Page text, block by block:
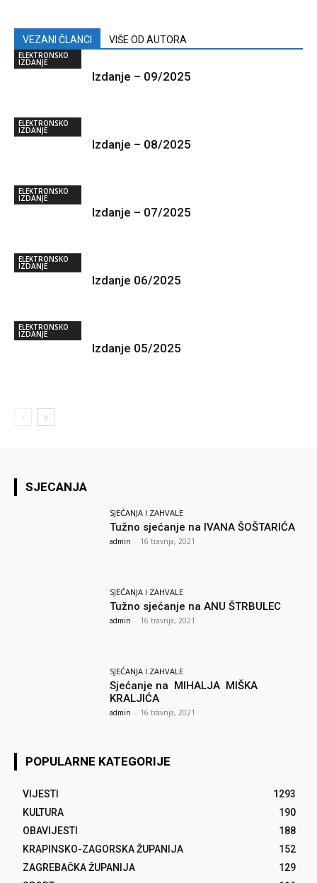
VEZANI ČLANCI VIŠE OD AUTORA
ELEKTRONSKO
IZDANJE
Izdanje – 09/2025
ELEKTRONSKO
IZDANJE
Izdanje – 08/2025
ELEKTRONSKO
IZDANJE
Izdanje – 07/2025
ELEKTRONSKO
IZDANJE
Izdanje 06/2025
ELEKTRONSKO
IZDANJE
Izdanje 05/2025
SJECANJA
SJEĆANJA I ZAHVALE
Tužno sjećanje na IVANA ŠOŠTARIĆA
admin - 16 travnja, 2021
SJEĆANJA I ZAHVALE
Tužno sjećanje na ANU ŠTRBULEC
admin - 16 travnja, 2021
SJEĆANJA I ZAHVALE
Sjećanje na MIHALJA MIŠKA
KRALJIĆA
admin - 16 travnja, 2021
POPULARNE KATEGORIJE
VIJESTI
1293
KULTURA
190
OBAVIJESTI
188
KRAPINSKO-ZAGORSKA ŽUPANIJA
152
ZAGREBAČKA ŽUPANIJA
129